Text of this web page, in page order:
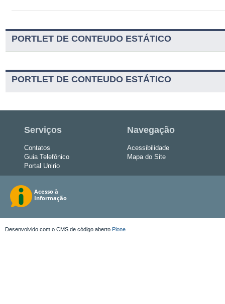
PORTLET DE CONTEUDO ESTÁTICO
PORTLET DE CONTEUDO ESTÁTICO
Serviços
Contatos
Guia Telefônico
Portal Unirio
Navegação
Acessibilidade
Mapa do Site
Desenvolvido com o CMS de código aberto Plone